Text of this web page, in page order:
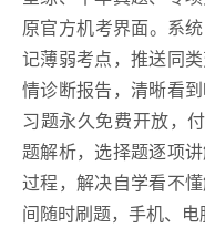
原官方机考界面。系
记薄弱考点，推送同
情诊断报告，清晰看
习题永久免费开放，
题解析，选择题逐项
过程，解决自学看不
间随时刷题，手机、电